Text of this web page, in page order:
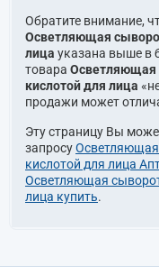
Обратите внимание,
Осветляющая
лица указана выше в
товара Осветляющая
кислотой для лица
продажи может
Эту страницу Вы
запросуОсветляющая
кислотой для лица
Осветляющая
лица купить.